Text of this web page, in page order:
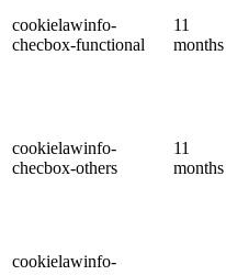
cookielawinfo-
checbox-functional
11
months
cookielawinfo-
checbox-others
11
months
cookielawinfo-